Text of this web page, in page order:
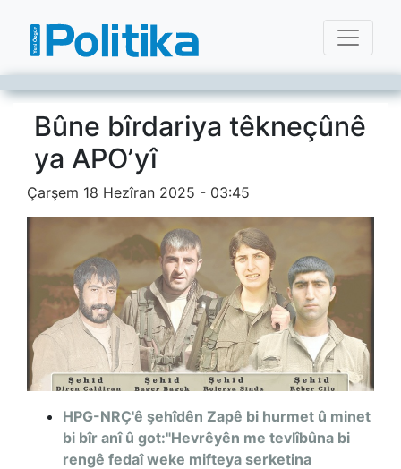
Bûne bîrdariya têkneçûnê
ya APO’yî
Çarşem 18 Hezîran 2025 - 03:45
HPG-NRÇ'ê şehîdên Zapê bi hurmet û minet
bi bîr anî û got:"Hevrêyên me tevlîbûna bi
rengê fedaî weke mifteya serketina